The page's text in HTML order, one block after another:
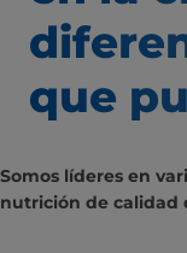
que
Somos líderes en
nutrición de calidad